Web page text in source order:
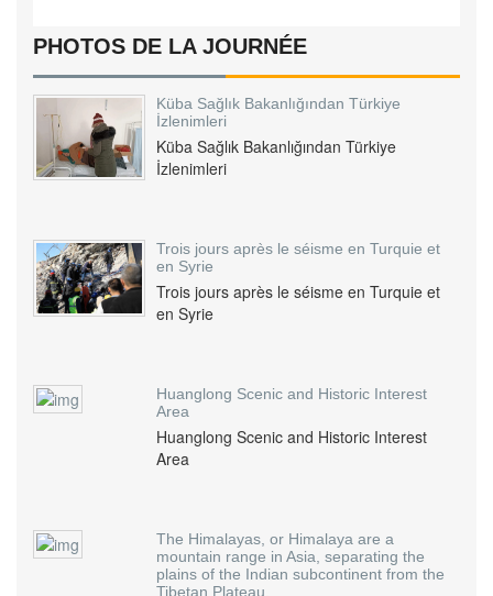
PHOTOS DE LA JOURNÉE
Küba Sağlık Bakanlığından Türkiye
İzlenimleri
Küba Sağlık Bakanlığından Türkiye
İzlenimleri
Trois jours après le séisme en Turquie et
en Syrie
Trois jours après le séisme en Turquie et
en Syrie
Huanglong Scenic and Historic Interest
Area
Huanglong Scenic and Historic Interest
Area
The Himalayas, or Himalaya are a
mountain range in Asia, separating the
plains of the Indian subcontinent from the
Tibetan Plateau.